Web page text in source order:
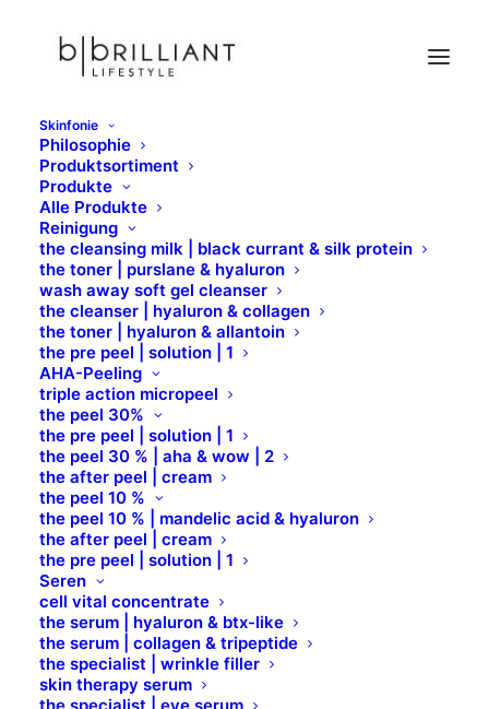
Skinfonie
Philosophie
Produktsortiment
Produkte
Alle Produkte
Reinigung
the cleansing milk | black currant & silk protein
the toner | purslane & hyaluron
wash away soft gel cleanser
the cleanser | hyaluron & collagen
the toner | hyaluron & allantoin
the pre peel | solution | 1
AHA-Peeling
triple action micropeel
the peel 30%
the pre peel | solution | 1
the peel 30 % | aha & wow | 2
the after peel | cream
the peel 10 %
the peel 10 % | mandelic acid & hyaluron
the after peel | cream
the pre peel | solution | 1
Seren
cell vital concentrate
the serum | hyaluron & btx-like
the serum | collagen & tripeptide
the specialist | wrinkle filler
skin therapy serum
Jumbo Eyebrow Pencil
Home